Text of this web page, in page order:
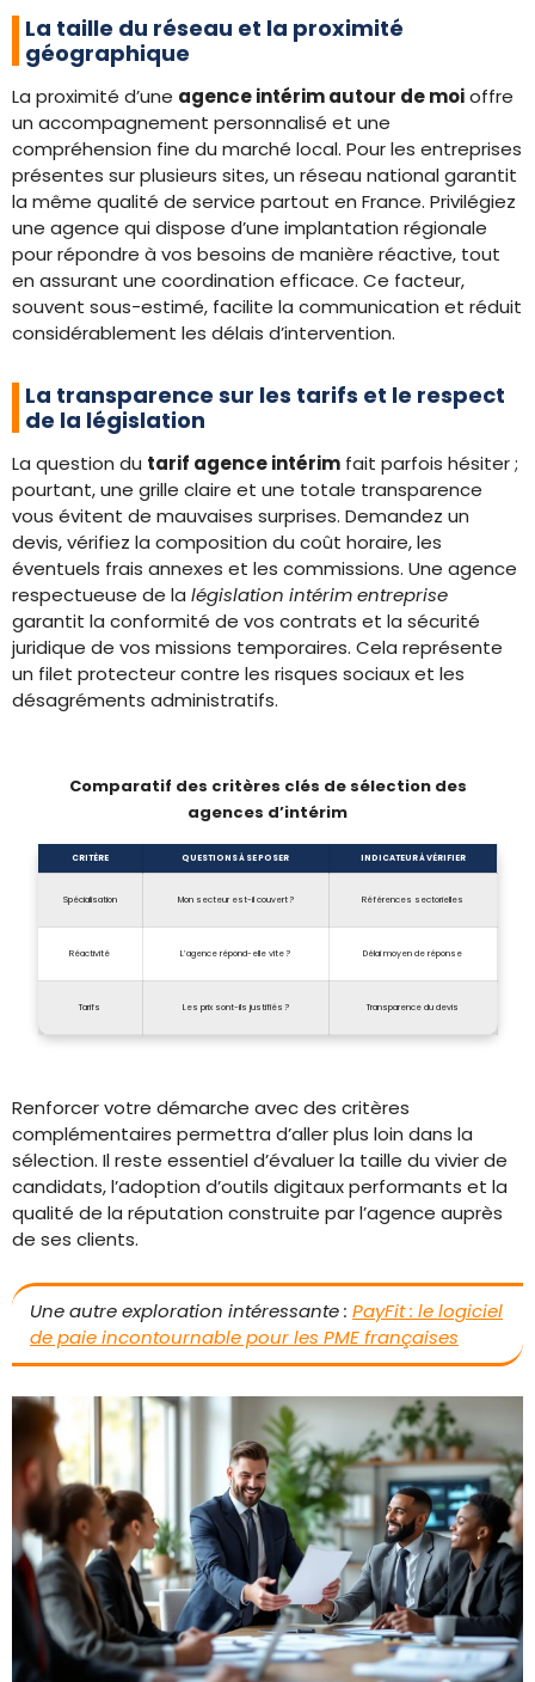
La taille du réseau et la proximité
géographique
La proximité d’une agence intérim autour de moioffre
un accompagnement personnalisé et une
compréhension fine du marché local. Pour les entreprises
présentes sur plusieurs sites, un réseau national garantit
la même qualité de service partout en France. Privilégiez
une agence qui dispose d’une implantation régionale
pour répondre à vos besoins de manière réactive, tout
en assurant une coordination efficace. Ce facteur,
souvent sous-estimé, facilite la communication et réduit
considérablement les délais d’intervention.
La transparence sur les tarifs et le respect
de la législation
La question du tarif agence intérim fait parfois hésiter ;
pourtant, une grille claire et une totale transparence
vous évitent de mauvaises surprises. Demandez un
devis, vérifiez la composition du coût horaire, les
éventuels frais annexes et les commissions. Une agence
respectueuse de la législation intérim entreprise
garantit la conformité de vos contrats et la sécurité
juridique de vos missions temporaires. Cela représente
un filet protecteur contre les risques sociaux et les
désagréments administratifs.
Comparatif des critères clés de sélection des
agences d’intérim
CRITÈRE QUESTIONS À SE POSER INDICATEUR À VÉRIFIER
Spécialisation Mon secteur est-il couvert ? Références sectorielles
Réactivité L’agence répond-elle vite ? Délai moyen de réponse
Tarifs Les prix sont-ils justifiés ? Transparence du devis
Renforcer votre démarche avec des critères
complémentaires permettra d’aller plus loin dans la
sélection. Il reste essentiel d’évaluer la taille du vivier de
candidats, l’adoption d’outils digitaux performants et la
qualité de la réputation construite par l’agence auprès
de ses clients.
Une autre exploration intéressante : PayFit : le logiciel
de paie incontournable pour les PME françaises